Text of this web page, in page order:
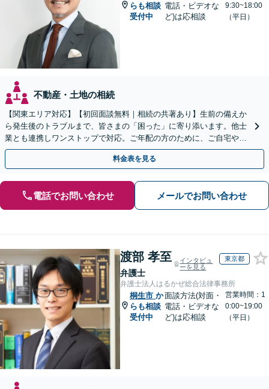
らも相談
受付中
電話・ビデオな
ど)は応相談
9:30~18:00
（平日）
不動産・土地の相続
【関東エリア対応】【初回面談無料｜相続の共著あり】生前の備えか
ら発生後のトラブルまで、皆さまの「困った」に寄り添います。他士
業とも連携しワンストップで対応。ご年配の方のために、ご自宅やご
近所への出張相談も実施【秘密厳守｜休日・夜間相談可】
料金表を見る
電話でお問い合わせ メールでお問い合わせ
渡部 孝至
弁護士
インタビュ
ーを見る
東京都
弁護士法人はるかぜ総合法律事務所
桐生市 か
らも相談
受付中
面談方法(対面・
電話・ビデオな
ど)は応相談
営業時間：1
0:00~19:00
（平日）